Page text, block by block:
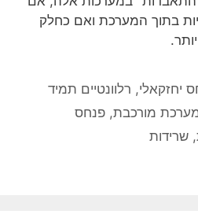
בתוך המערכת ואם כחלק
יחזקאלי, רלוונטיים תמיד
מורכבת,פנחס
, שרידות